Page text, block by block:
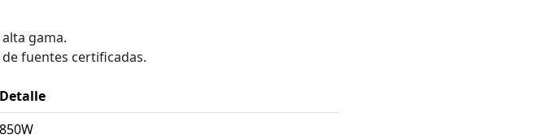
gama.
fuentes certificadas.
Detalle
850W